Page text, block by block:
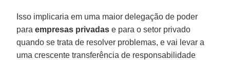
Isso implicaria em uma maior delegação de poder
paraempresas privadas e para o setor privado
quando se trata de resolver problemas, e vai levar a
uma crescente transferência de responsabilidade